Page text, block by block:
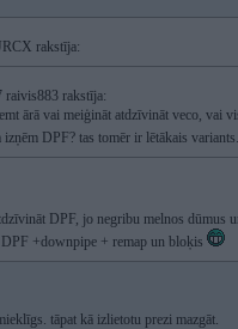
rakstīja:
raivis883 rakstīja:
ārā vai meiģināt atdzīvināt veco, vai
DPF? tas tomēr ir lētākais
DPF, jo negribu melnos dūmus
DPF +downpipe + remap un bloķis
tāpat kā izlietotu prezi mazgāt.